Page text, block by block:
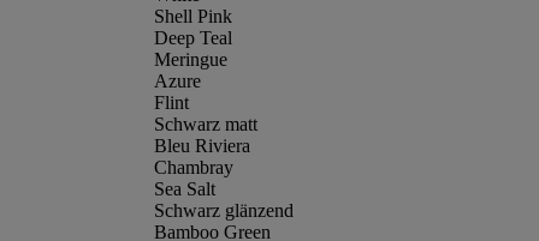
Shell Pink
Deep Teal
Meringue
Azure
Flint
Schwarz matt
Bleu Riviera
Chambray
Sea Salt
Schwarz glänzend
Bamboo Green